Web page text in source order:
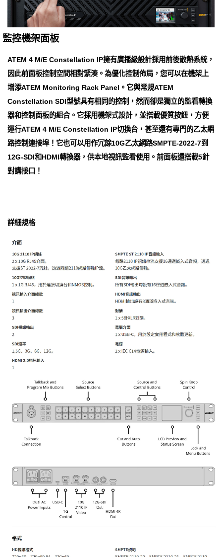
監控機架面板
ATEM 4 M/E Con​​stellation IP擁有廣播級設計採用前​​後散熱系統，
因此前面板控制空間相對緊湊。為優化控制佈局，您可以在機架上
增添ATEM Monitoring Rack Panel。它與常規ATEM
Constellation SDI型號具有相同的控制，然而卻是獨立的監看轉換
器和控制面板的組合。它採用機架式設計，並搭載優質按鈕，方便
運行ATEM 4 M/E Con​​stellation IP切換台，甚至還有專門的乙太網
路控制連接埠！它也可以用作冗餘10G乙太網路SMPTE-2022-7到
12G-SDI和HDMI轉換器，供本地視訊監看使用。前面板還搭載5針
對講接口！
詳細規格